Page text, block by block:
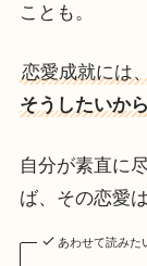
ことも。
恋愛成就には
そうしたいか
自分が素直に
ば、その恋愛
あわせて読みた